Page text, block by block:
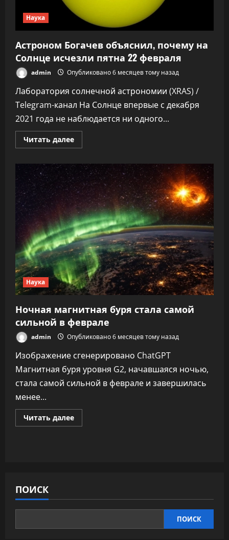
Наука
Астроном Богачев объяснил, почему на
Солнце исчезли пятна 22 февраля
admin Опубликовано 6 месяцев тому назад
Лаборатория солнечной астрономии (XRAS) /
Telegram-канал На Солнце впервые с декабря
2021 года не наблюдается ни одного...
Читать далееПрочитать
больше
Богачев
объяснил,
почему
на
Солнце
исчезли
пятна
22
февраля
Наука
Ночная магнитная буря стала самой
сильной в феврале
admin Опубликовано 6 месяцев тому назад
Изображение сгенерировано ChatGPT
Магнитная буря уровня G2, начавшаяся ночью,
стала самой сильной в феврале и завершилась
менее...
Читать далееПрочитать
больше
ПОИСК
ПОИСК